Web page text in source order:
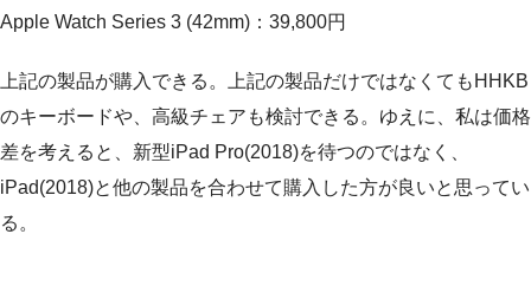
Apple Watch Series 3 (42mm)：39,800円
上記の製品が購入できる。上記の製品だけではなくてもHHKB
のキーボードや、高級チェアも検討できる。ゆえに、私は価格
差を考えると、新型iPad Pro(2018)を待つのではなく、
iPad(2018)と他の製品を合わせて購入した方が良いと思ってい
る。